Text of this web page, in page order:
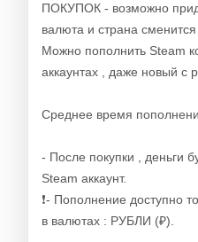
ПОКУПОК - возможно
валюта и страна сменится
Можно пополнить Steam
аккаунтах , даже новый с
Среднее время
- После покупки , деньги
Steam аккаунт.
❗️- Пополнение доступно
в валютах : РУБЛИ (₽).